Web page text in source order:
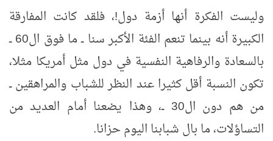
وليست الفكرة أنها أزمة دول!، فلقد كانت المفارقة
الكبيرة أنه بينما تنعم الفئة الأكبر سنا ــ ما فوق ال60 ــ
بالسعادة والرفاهية النفسية في دول مثل أمريكا مثلا،
تكون النسبة أقل كثيرا عند النظر للشباب والمراهقين ــ
من هم دون ال30 ــ، وهذا يضعنا أمام العديد من
التساؤلات، ما بال شبابنا اليوم حزانا.